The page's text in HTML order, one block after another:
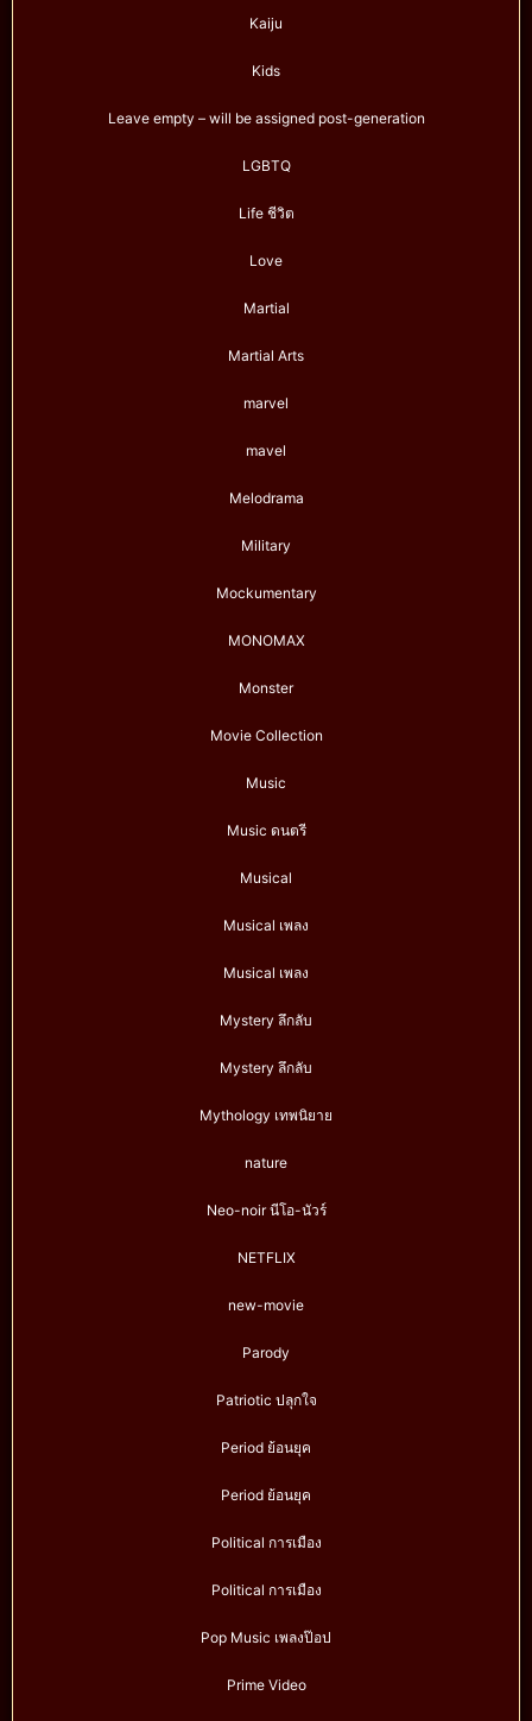
Kaiju
Kids
Leave empty – will be assigned post-generation
LGBTQ
Life ชีวิต
Love
Martial
Martial Arts
marvel
mavel
Melodrama
Military
Mockumentary
MONOMAX
Monster
Movie Collection
Music
Music ดนตรี
Musical
Musical เพลง
Musical เพลง
Mystery ลึกลับ
Mystery ลึกลับ
Mythology เทพนิยาย
nature
Neo-noir นีโอ-นัวร์
NETFLIX
new-movie
Parody
Patriotic ปลุกใจ
Period ย้อนยุค
Period ย้อนยุค
Political การเมือง
Political การเมือง
Pop Music เพลงป๊อป
Prime Video